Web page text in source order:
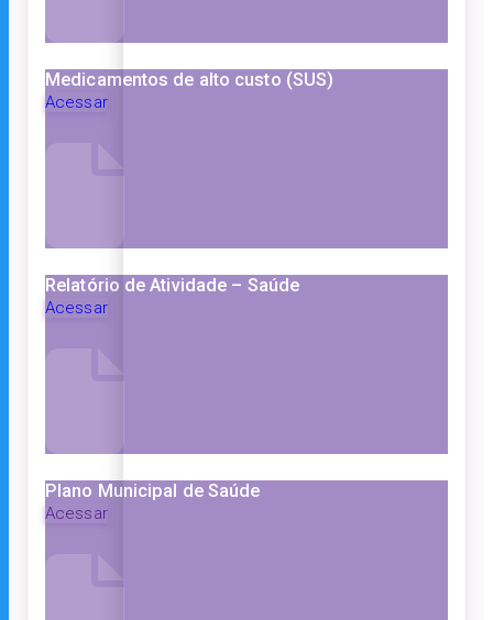
Medicamentos de alto custo (SUS)
Acessar
Relatório de Atividade – Saúde
Acessar
Plano Municipal de Saúde
Acessar